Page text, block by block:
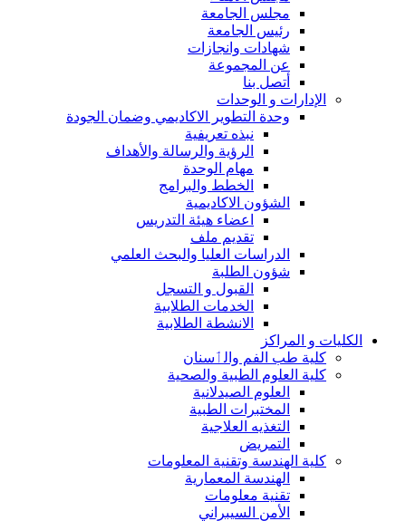
مجلس الجامعة
رئيس الجامعة
شهادات وانجازات
عن المجموعة
أتصل بنا
الإدارات و الوحدات
وحدة التطوير الاكاديمي وضمان الجودة
نبذه تعريفية
الرؤية والرسالة والأهداف
مهام الوحدة
الخطط والبرامج
الشؤون الاكاديمية
اعضاء هيئة التدريس
تقديم ملف
الدراسات العليا والبحث العلمي
شؤون الطلبة
القبول و التسجل
الخدمات الطلابية
الانشطة الطلابية
الكليات و المراكز
كلية طب الفم والٲسنان
كلية العلوم الطبية والصحية
العلوم الصيدلانية
المختبرات الطبية
التغذيه العلاجية
التمريض
كلية الهندسة وتقنية المعلومات
الهندسة المعمارية
تقنية معلومات
الأمن السيبراني